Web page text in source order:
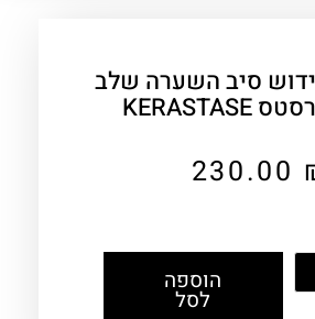
סיב השערה שלב
230.00
הוספה
לסל